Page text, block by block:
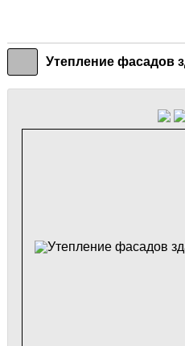
Утепление фасадов